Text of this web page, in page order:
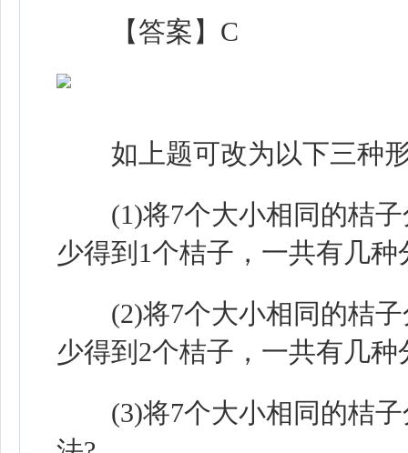
【答案】C
如上题可改为以下三种
(1)将7个大小相同的桔子
少得到1个桔子，一共有几种
(2)将7个大小相同的桔子
少得到2个桔子，一共有几种
(3)将7个大小相同的桔子